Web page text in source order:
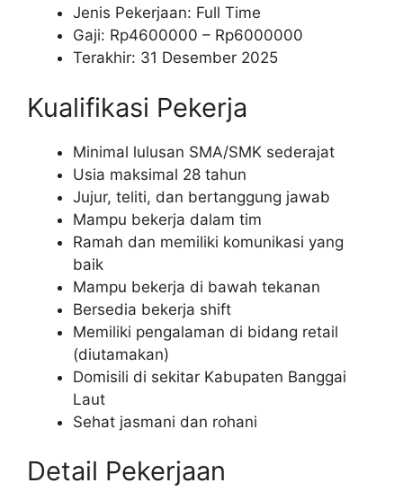
Jenis Pekerjaan: Full Time
Gaji: Rp4600000 – Rp6000000
Terakhir: 31 Desember 2025
Kualifikasi Pekerja
Minimal lulusan SMA/SMK sederajat
Usia maksimal 28 tahun
Jujur, teliti, dan bertanggung jawab
Mampu bekerja dalam tim
Ramah dan memiliki komunikasi yang
baik
Mampu bekerja di bawah tekanan
Bersedia bekerja shift
Memiliki pengalaman di bidang retail
(diutamakan)
Domisili di sekitar Kabupaten Banggai
Laut
Sehat jasmani dan rohani
Detail Pekerjaan